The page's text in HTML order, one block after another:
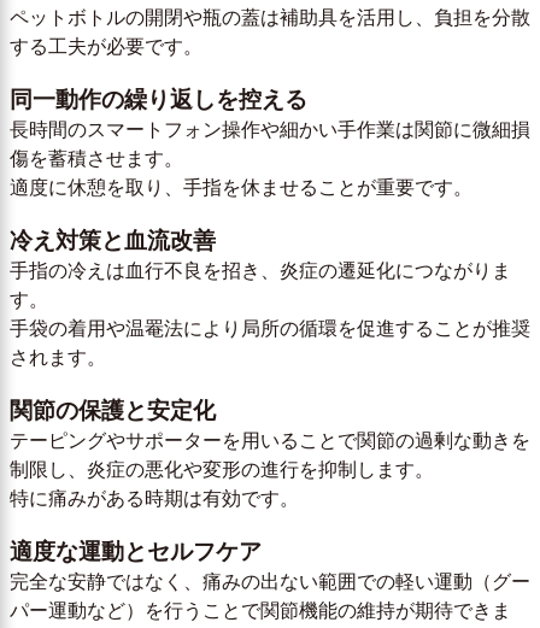
ペットボトルの開閉や瓶の蓋は補助具を活用し、負担を分散
する工夫が必要です。
同一動作の繰り返しを控える
長時間のスマートフォン操作や細かい手作業は関節に微細損
傷を蓄積させます。
適度に休憩を取り、手指を休ませることが重要です。
冷え対策と血流改善
手指の冷えは血行不良を招き、炎症の遷延化につながりま
す。
手袋の着用や温罨法により局所の循環を促進することが推奨
されます。
関節の保護と安定化
テーピングやサポーターを用いることで関節の過剰な動きを
制限し、炎症の悪化や変形の進行を抑制します。
特に痛みがある時期は有効です。
適度な運動とセルフケア
完全な安静ではなく、痛みの出ない範囲での軽い運動（グー
パー運動など）を行うことで関節機能の維持が期待できま